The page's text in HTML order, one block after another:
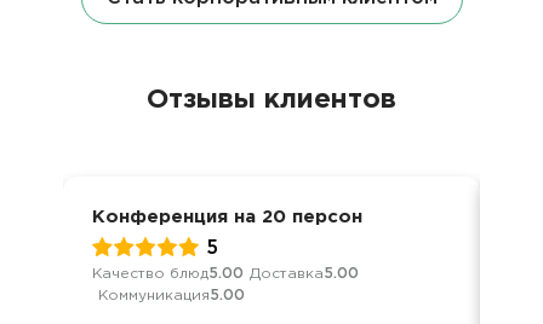
Отзывы клиентов
Конференция на 20 персон
5
Качество блюд5.00 Доставка5.00
Коммуникация5.00